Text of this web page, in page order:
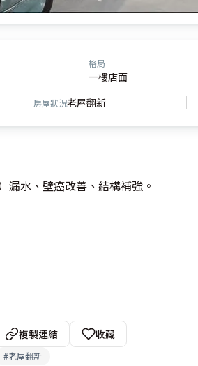
格局
一樓店面
房屋狀況老屋翻新
漏水、壁癌改善、結構補強。
供複製連結
收藏
#老屋翻新